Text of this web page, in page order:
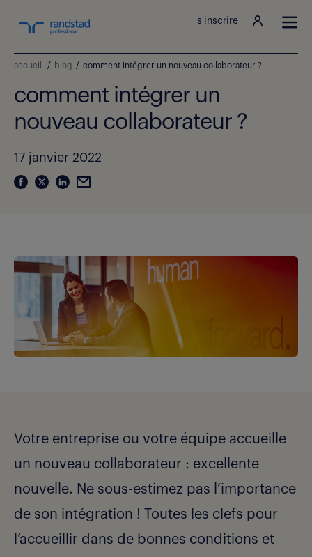
s'inscrire
accueil / blog / comment intégrer un nouveau collaborateur ?
comment intégrer un
nouveau collaborateur ?
17 janvier 2022
Votre entreprise ou votre équipe accueille
un nouveau collaborateur : excellente
nouvelle. Ne sous-estimez pas l’importance
de son intégration ! Toutes les clefs pour
l’accueillir dans de bonnes conditions et